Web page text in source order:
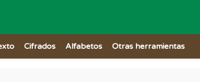
Cifrados Alfabetos Otras herramientas